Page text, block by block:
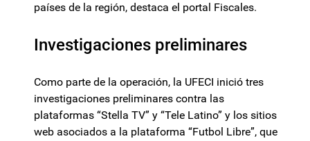
países de la región, destaca el portal Fiscales.
Investigaciones preliminares
Como parte de la operación, la UFECI inició tres
investigaciones preliminares contra las
plataformas “Stella TV” y “Tele Latino” y los sitios
web asociados a la plataforma “Futbol Libre”, que